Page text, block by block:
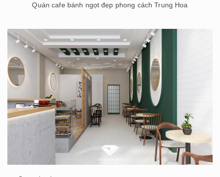
Quán cafe bánh ngọt đẹp phong cách Trung Hoa